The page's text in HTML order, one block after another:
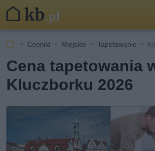
Cenniki Miejskie Tapetowanie
Cena tapetowania
Kluczborku 2026